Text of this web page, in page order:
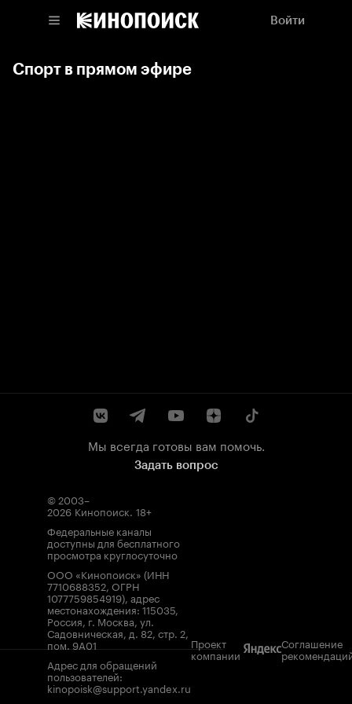
Войти
Спорт в прямом эфире
Мы всегда готовы вам помочь.
Задать вопрос
© 2003–
2026 Кинопоиск. 18+
Федеральные каналы
доступны для бесплатного
просмотра круглосуточно
ООО «Кинопоиск» (ИНН
7710688352, ОГРН
1077759854919), адрес
местонахождения: 115035,
Россия, г. Москва, ул.
Садовническая, д. 82, стр. 2,
пом. 9А01
Адрес для обращений
пользователей:
kinopoisk@support.yandex.ru
Проект
компании
Соглашение